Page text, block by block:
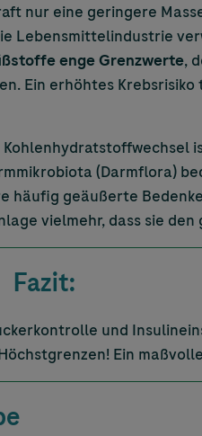
nur eine geringere
Lebensmittelindustrie
enge Grenzwerte,
Ein erhöhtes
(Darmflora)
häufig geäußerte
vielmehr, dass sie
Fazit:
und
Ein